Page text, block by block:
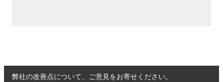
弊社の改善点について、ご意見をお寄せください。